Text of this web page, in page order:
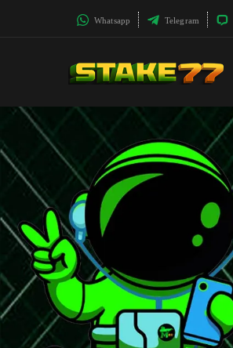
Whatsapp Telegram